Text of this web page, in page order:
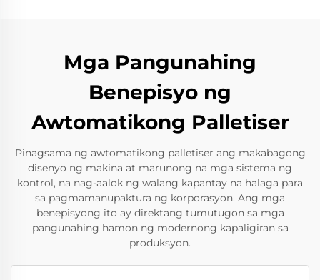
Mga Pangunahing
Benepisyo ng
Awtomatikong Palletiser
Pinagsama ng awtomatikong palletiser ang makabagong
disenyo ng makina at marunong na mga sistema ng
kontrol, na nag-aalok ng walang kapantay na halaga para
sa pagmamanupaktura ng korporasyon. Ang mga
benepisyong ito ay direktang tumutugon sa mga
pangunahing hamon ng modernong kapaligiran sa
produksyon.